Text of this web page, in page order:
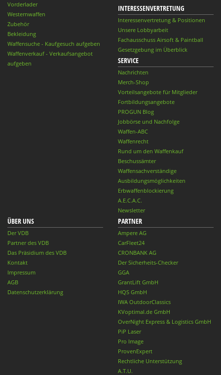
Vorderlader
Westernwaffen
Zubehör
Bekleidung
Waffensuche - Kaufgesuch aufgeben
Waffenverkauf - Verkaufsangebot
aufgeben
INTERESSENVERTRETUNG
Interessenvertretung & Positionen
Unsere Lobbyarbeit
Fachausschuss Airsoft & Paintball
Gesetzgebung im Überblick
SERVICE
Nachrichten
Merch-Shop
Vorteilsangebote für Mitglieder
Fortbildungsangebote
PROGUN Blog
Jobbörse und Nachfolge
Waffen-ABC
Waffenrecht
Rund um den Waffenkauf
Beschussämter
Waffensachverständige
Ausbildungsmöglichkeiten
Erbwaffenblockierung
A.E.C.A.C.
Newsletter
ÜBER UNS
Der VDB
Partner des VDB
Das Präsidium des VDB
Kontakt
Impressum
AGB
Datenschutzerklärung
PARTNER
Ampere AG
CarFleet24
CRONBANK AG
Der Sicherheits-Checker
GGA
GrantLift GmbH
HQS GmbH
IWA OutdoorClassics
KVoptimal.de GmbH
OverNight Express & Logistics GmbH
PiP Laser
Pro Image
ProvenExpert
Rechtliche Unterstützung
A.T.U.